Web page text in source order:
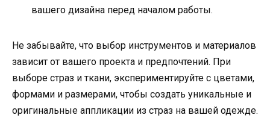
вашего дизайна перед началом работы.
Не забывайте, что выбор инструментов и материалов
зависит от вашего проекта и предпочтений. При
выборе страз и ткани, экспериментируйте с цветами,
формами и размерами, чтобы создать уникальные и
оригинальные аппликации из страз на вашей одежде.